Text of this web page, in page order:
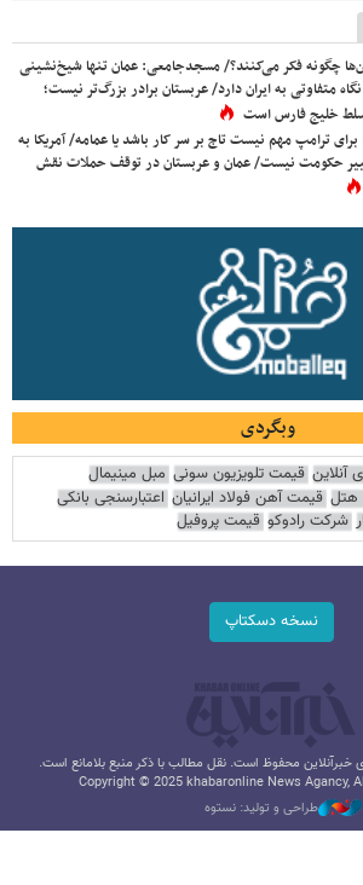
چگونه فکر می‌کنند؟/ مسجدجامعی: عمان تنها شیخ‌نشینی
متفاوتی به ایران دارد/ عربستان برادر بزرگ‌تر نیست؛
خلیج فارس است
برای ترامپ مهم نیست تاج بر سر کار باشد یا عمامه/ آمریکا به
حکومت نیست/ عمان و عربستان در توقف حملات نقش
وبگردی
آنلاین قیمت تلویزیون سونی مبل مینیمال
هتل قیمت آهن فولاد ایرانیان اعتبارسنجی بانکی
شرکت رادوکو قیمت پروفیل
نسخه دسکتاپ
محفوظ است. نقل مطالب با ذکر منبع بلامانع است.
Copyright © 2025 khabaronline News Agancy,
طراحی و تولید: نستوه